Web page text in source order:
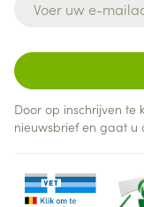
Door op inschrijven te
nieuwsbrief en gaat u